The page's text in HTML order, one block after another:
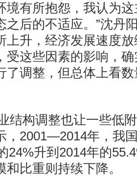
境有所抱怨，我认为
之后的不适应。”沈丹
上升，经济发展速度
受这些因素的影响，
了调整，但总体上看
结构调整也让一些低
，2001—2014年，我
24%升到2014年的
比重则持续下降。